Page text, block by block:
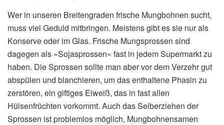
Wer in unseren Breitengraden frische Mungbohnen sucht,
muss viel Geduld mitbringen. Meistens gibt es sie nur als
Konserve oder im Glas. Frische Mungsprossen sind
dagegen als »Sojasprossen« fast in jedem Supermarkt zu
haben. Die Sprossen sollte man aber vor dem Verzehr gut
abspülen und blanchieren, um das enthaltene Phasin zu
zerstören, ein giftiges Eiweiß, das in fast allen
Hülsenfrüchten vorkommt. Auch das Selberziehen der
Sprossen ist problemlos möglich, Mungbohnensamen